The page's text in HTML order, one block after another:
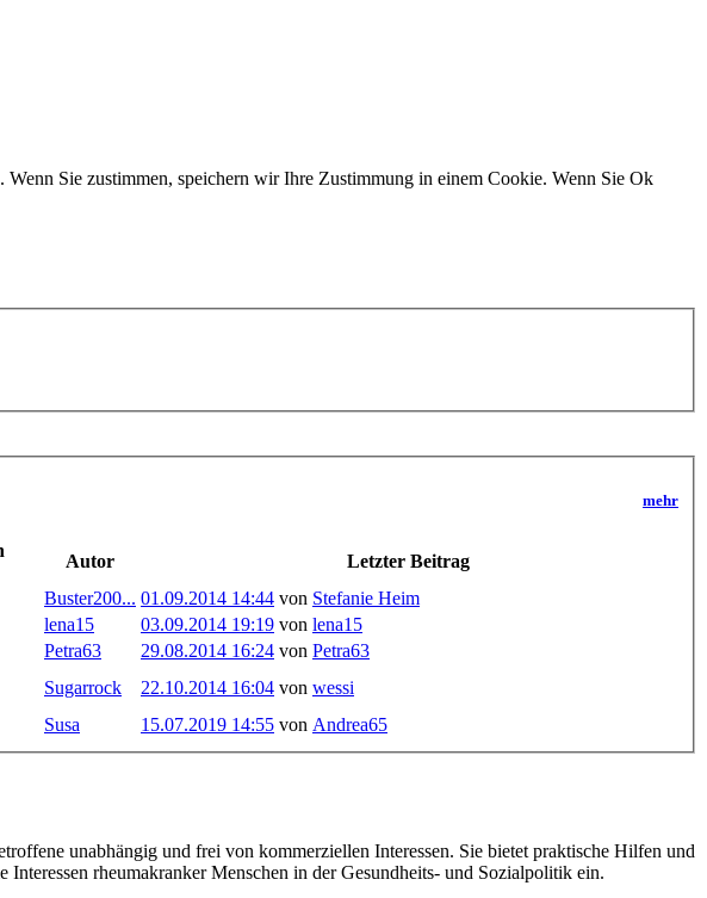
Sie zustimmen, speichern wir Ihre Zustimmung in einem Cookie. Wenn Sie Ok
mehr
Autor
Letzter Beitrag
Buster200... 01.09.2014 14:44 von Stefanie Heim
lena15 03.09.2014 19:19 von lena15
Petra63 29.08.2014 16:24 von Petra63
Sugarrock 22.10.2014 16:04 von wessi
Susa 15.07.2019 14:55 von Andrea65
unabhängig und frei von kommerziellen Interessen. Sie bietet praktische Hilfen und
rheumakranker Menschen in der Gesundheits- und Sozialpolitik ein.